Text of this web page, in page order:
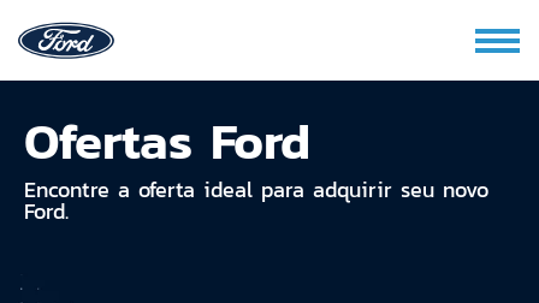
Ofertas Ford
Encontre a oferta ideal para adquirir seu novo
Ford.